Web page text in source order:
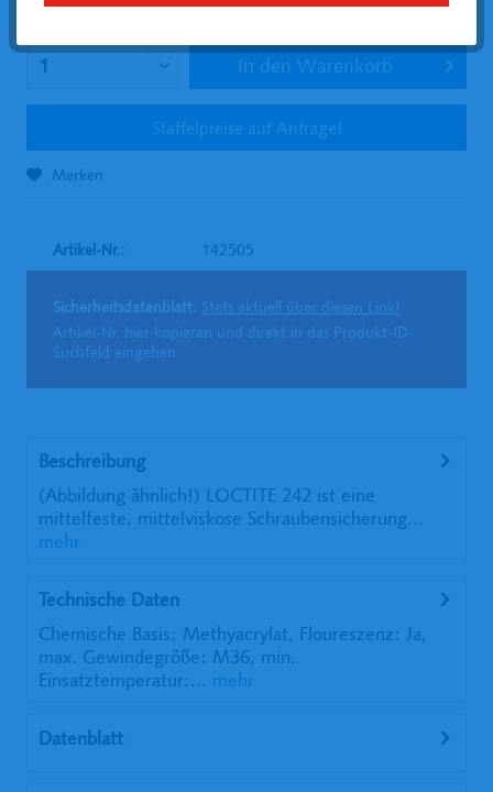
In den Warenkorb
Staffelpreise auf Anfrage!
Merken
Artikel-Nr.: 142505
Sicherheitsdatenblatt: Stets aktuell über diesen Link!
Artikel-Nr. hier kopieren und direkt in das Produkt-ID-
Suchfeld eingeben.
Beschreibung
(Abbildung ähnlich!) LOCTITE 242 ist eine
mittelfeste, mittelviskose Schraubensicherung...
mehr
Technische Daten
Chemische Basis: Methyacrylat, Floureszenz: Ja,
max. Gewindegröße: M36, min.
Einsatztemperatur:... mehr
Datenblatt